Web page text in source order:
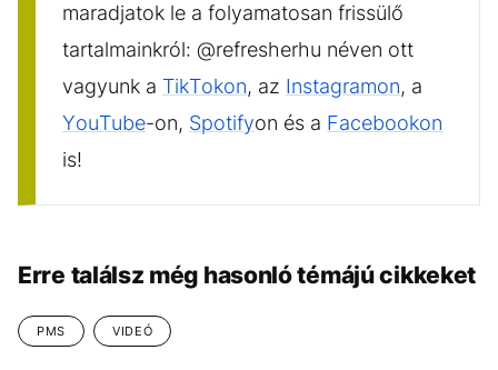
maradjatok le a folyamatosan frissülő
tartalmainkról: @refresherhu néven ott
vagyunk a TikTokon, az Instagramon, a
YouTube-on, Spotifyon és a Facebookon
is!
Erre találsz még hasonló témájú cikkeket
PMS VIDEÓ